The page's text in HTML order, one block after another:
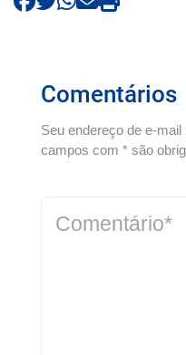
Comentários
Seu endereço de e-
campos com * são